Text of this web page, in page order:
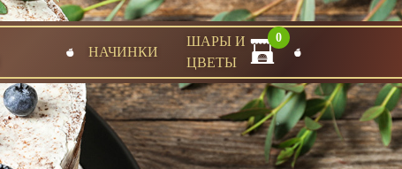
НАЧИНКИ
ШАРЫ И
ЦВЕТЫ
0